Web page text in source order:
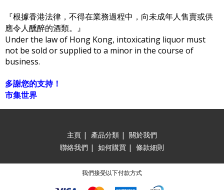
『根據香港法律，不得在業務過程中，向未成年人售賣或供
應令人醺醉的酒類。』
Under the law of Hong Kong, intoxicating liquor must
not be sold or supplied to a minor in the course of
business.
多謝您的支持！
市集世界
主頁 | 產品分類 | 關於我們
聯絡我們 | 如何購買 | 條款細則
我們接受以下付款方式